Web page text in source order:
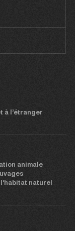
à l’étranger
animale
naturel